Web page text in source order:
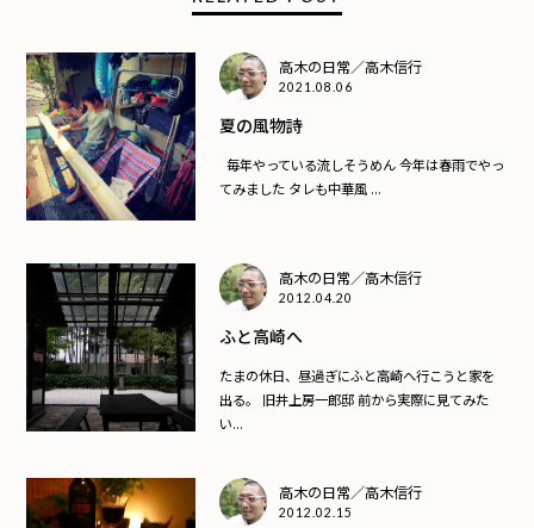
高木の日常／高木信行
2021.08.06
夏の風物詩
毎年やっている流しそうめん 今年は春雨でやっ
てみました タレも中華風 ...
高木の日常／高木信行
2012.04.20
ふと高崎へ
たまの休日、昼過ぎにふと高崎へ行こうと家を
出る。 旧井上房一郎邸 前から実際に見てみた
い...
高木の日常／高木信行
2012.02.15